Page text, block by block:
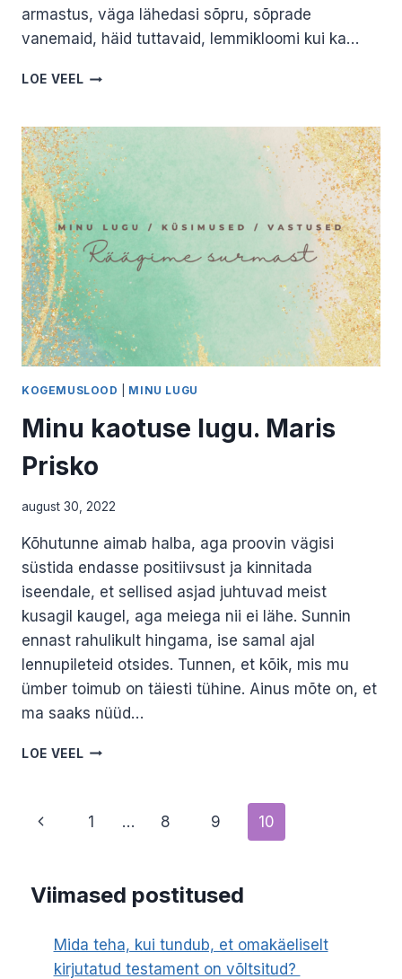
armastus, väga lähedasi sõpru, sõprade
vanemaid, häid tuttavaid, lemmikloomi kui ka…
LOE VEEL MINU
MARIS
PRISKO
KOGEMUSLOOD MINU LUGU
Minu kaotuse lugu. Maris
Prisko
august 30, 2022
Kõhutunne aimab halba, aga proovin vägisi
süstida endasse positiivsust ja kinnitada
iseendale, et sellised asjad juhtuvad meist
kusagil kaugel, aga meiega nii ei lähe. Sunnin
ennast rahulikult hingama, ise samal ajal
lennupileteid otsides. Tunnen, et kõik, mis mu
ümber toimub on täiesti tühine. Ainus mõte on, et
ma saaks nüüd…
LOE VEEL MINU
PRISKO
Page
Previous
1 … 8 9 10
Viimased postitused
Mida teha, kui tundub, et omakäeliselt
kirjutatud testament on võltsitud?